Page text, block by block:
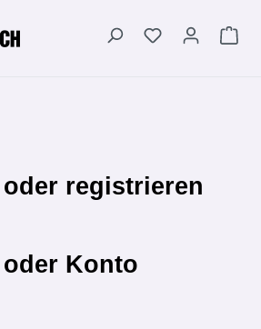
registrieren
Konto